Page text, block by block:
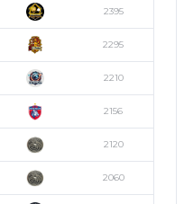
2395
2295
2210
2156
2120
2060